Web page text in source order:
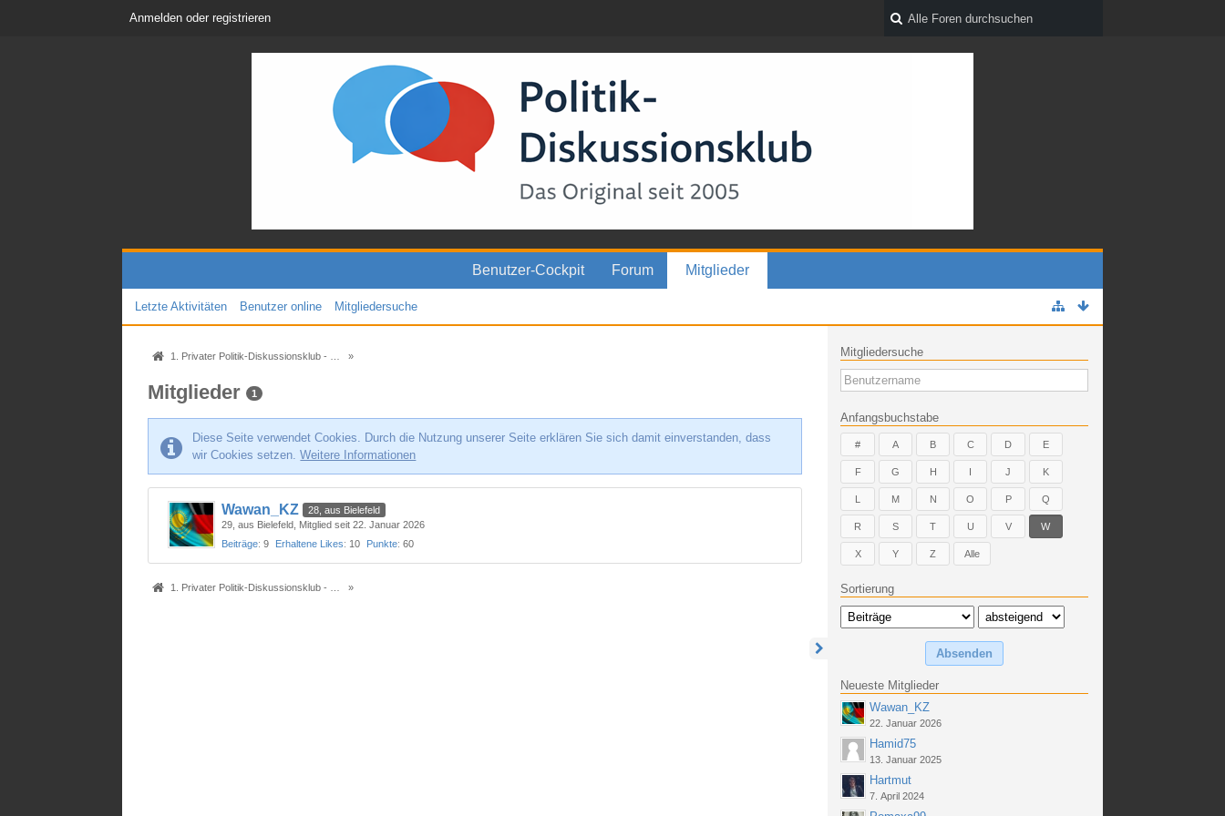
Anmelden oder registrieren
Benutzer-Cockpit Forum Mitglieder
Letzte Aktivitäten Benutzer online Mitgliedersuche
1. Privater Politik-Diskussionsklub - Das Original seit 2005 »
Mitglieder 1
Diese Seite verwendet Cookies. Durch die Nutzung unserer Seite erklären Sie sich damit einverstanden, dass
wir Cookies setzen.Weitere Informationen
Wawan_KZ
28, aus Bielefeld
29 aus Bielefeld Mitglied seit 22. Januar 2026
Beiträge 9 Erhaltene Likes 10 Punkte 60
1. Privater Politik-Diskussionsklub - Das Original seit 2005 »
Mitgliedersuche
Anfangsbuchstabe
# A B C D E
F G H I J K
L M N O P Q
R S T U V W
X Y Z Alle
Sortierung
Neueste Mitglieder
Wawan_KZ
22. Januar 2026
Hamid75
13. Januar 2025
Hartmut
7. April 2024